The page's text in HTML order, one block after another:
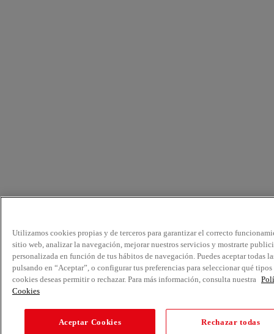
Utilizamos cookies propias y de terceros para garantizar el correcto
sitio web, analizar la navegación, mejorar nuestros servicios y mostrarte
personalizada en función de tus hábitos de navegación. Puedes aceptar todas
pulsando en “Aceptar”, o configurar tus preferencias para seleccionar qué tipos
cookies deseas permitir o rechazar. Para más información, consulta nuestra
Cookies
Aceptar Cookies Rechazar todas